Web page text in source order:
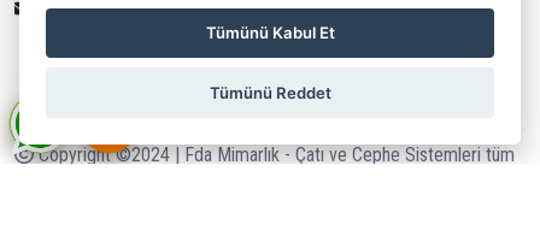
info@fdamimarlik.com
Copyright ©2024 | Fda Mimarlık - Çatı ve Cephe Sistemleri tüm
Tümünü Kabul Et
Tümünü Reddet